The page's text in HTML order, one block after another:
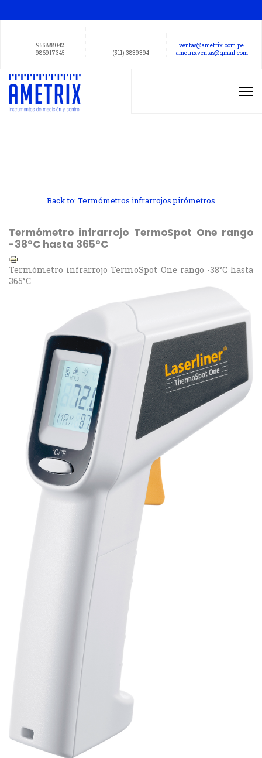
955888042
986917345
(511) 3839394
ventas@ametrix.com.pe
ametrixventas@gmail.com
Back to: Termómetros infrarrojos pirómetros
Termómetro infrarrojo TermoSpot One rango
-38°C hasta 365°C
Termómetro infrarrojo TermoSpot One rango -38°C hasta
365°C